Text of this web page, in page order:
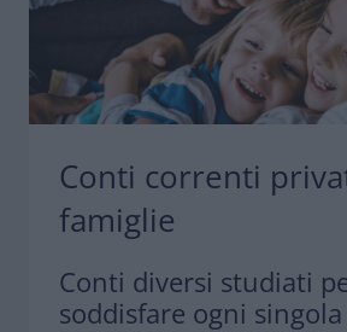
Conti correnti
famiglie
Conti diversi studiati
soddisfare ogni